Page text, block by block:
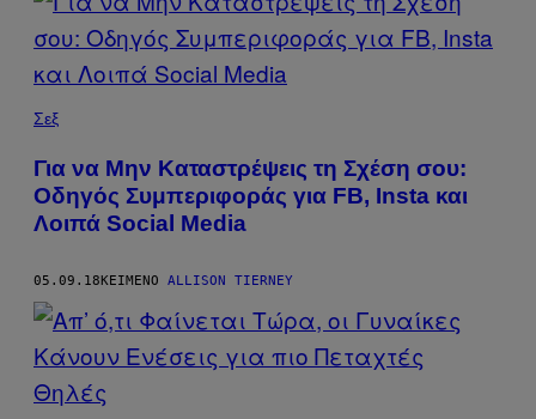
Σεξ
Για να Mην Καταστρέψεις τη Σχέση σου:
Οδηγός Συμπεριφοράς για FB, Insta και
Λοιπά Social Μedia
05.09.18ΚΕΊΜΕΝΟ ALLISON TIERNEY